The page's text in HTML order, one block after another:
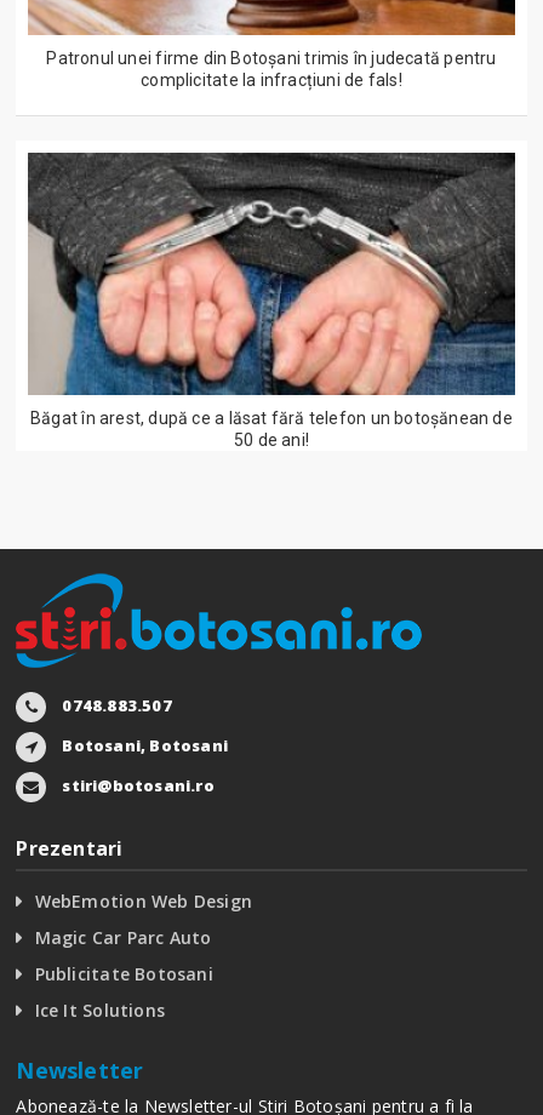
Patronul unei firme din Botoșani trimis în judecată pentru
complicitate la infracțiuni de fals!
Băgat în arest, după ce a lăsat fără telefon un botoșănean de
50 de ani!
0748.883.507
Botosani, Botosani
stiri@botosani.ro
Prezentari
WebEmotion Web Design
Magic Car Parc Auto
Publicitate Botosani
Ice It Solutions
Newsletter
Abonează-te la Newsletter-ul Stiri Botoșani pentru a fi la